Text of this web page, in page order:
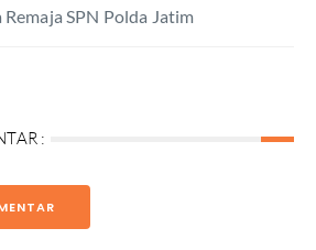
SPN Polda Jatim
: